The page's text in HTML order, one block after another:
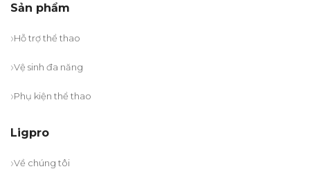
Sản phẩm
Hỗ trợ thể thao
Vệ sinh đa năng
Phụ kiện thể thao
Ligpro
Về chúng tôi